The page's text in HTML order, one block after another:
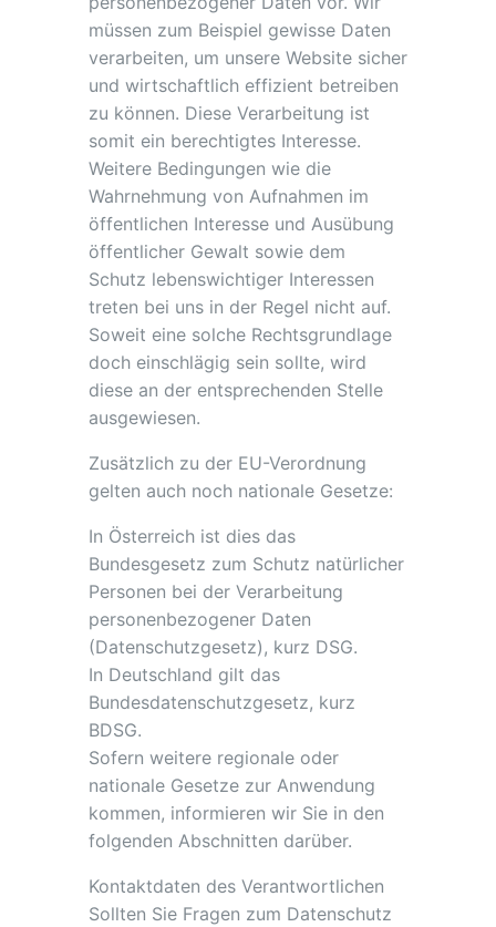
müssen zum Beispiel gewisse Daten
verarbeiten, um unsere Website sicher
und wirtschaftlich effizient betreiben
zu können. Diese Verarbeitung ist
somit ein berechtigtes Interesse.
Weitere Bedingungen wie die
Wahrnehmung von Aufnahmen im
öffentlichen Interesse und Ausübung
öffentlicher Gewalt sowie dem
Schutz lebenswichtiger Interessen
treten bei uns in der Regel nicht auf.
Soweit eine solche Rechtsgrundlage
doch einschlägig sein sollte, wird
diese an der entsprechenden Stelle
ausgewiesen.
Zusätzlich zu der EU-Verordnung
gelten auch noch nationale Gesetze:
In Österreich ist dies das
Bundesgesetz zum Schutz natürlicher
Personen bei der Verarbeitung
personenbezogener Daten
(Datenschutzgesetz), kurz DSG.
In Deutschland gilt das
Bundesdatenschutzgesetz, kurz
BDSG.
Sofern weitere regionale oder
nationale Gesetze zur Anwendung
kommen, informieren wir Sie in den
folgenden Abschnitten darüber.
Kontaktdaten des Verantwortlichen
Sollten Sie Fragen zum Datenschutz